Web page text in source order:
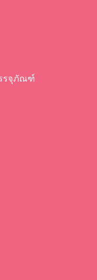
รจุภัณฑ์